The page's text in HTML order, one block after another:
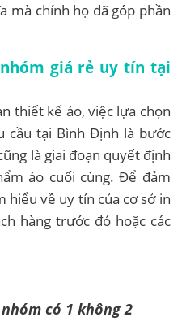
mà chính họ đã góp phần
giá rẻ uy tín tại
thiết kế áo, việc lựa chọn
cầu tại Bình Định là bước
là giai đoạn quyết định
áo cuối cùng. Để đảm
hiểu về uy tín của cơ sở in
hàng trước đó hoặc các
có 1 không 2